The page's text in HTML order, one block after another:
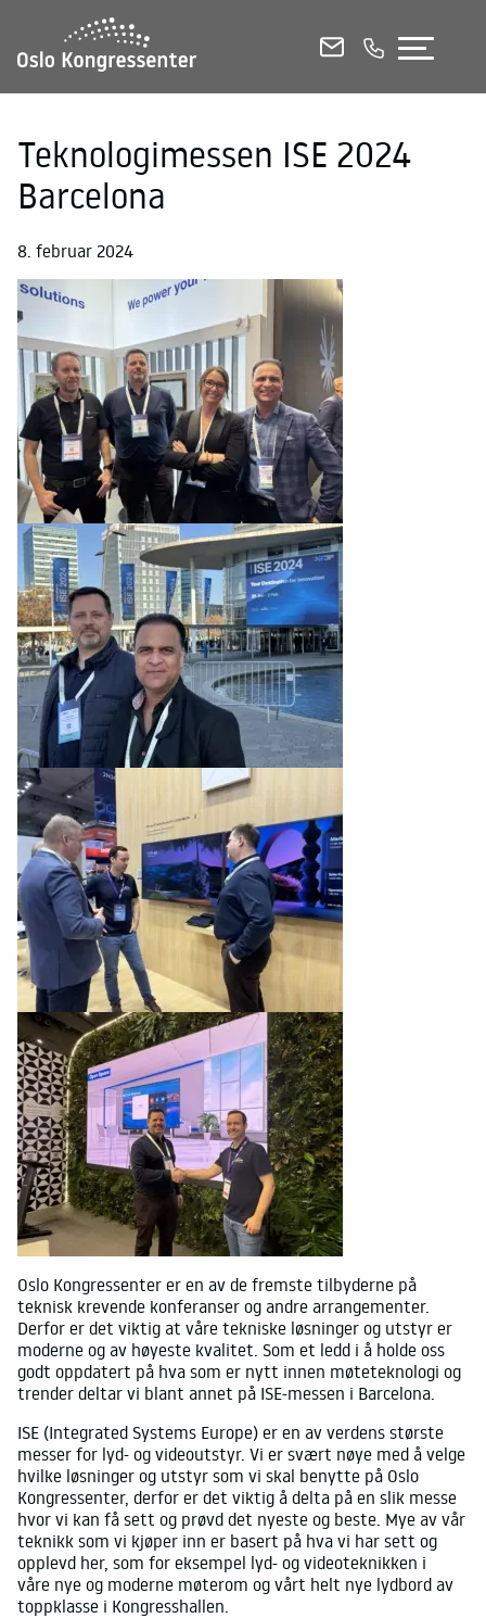
MØTEROM
E-POST
Se alle lokaler i 3D
Etasjeplaner og kapasitetsoversikt (PDF)
Kontakt og booking
Mat og drikke
For deltakerne
Suksesshistorier
Tett på – ekte opplevelser
Om oss
Bærekraft og samfunnsansvar
Nyheter
Teknologimessen ISE 2024
Barcelona
8. februar 2024
Oslo Kongressenter er en av de fremste tilbyderne på
teknisk krevende konferanser og andre arrangementer.
Derfor er det viktig at våre tekniske løsninger og utstyr er
moderne og av høyeste kvalitet. Som et ledd i å holde oss
godt oppdatert på hva som er nytt innen møteteknologi og
trender deltar vi blant annet på ISE-messen i Barcelona.
ISE (Integrated Systems Europe) er en av verdens største
messer for lyd- og videoutstyr. Vi er svært nøye med å velge
hvilke løsninger og utstyr som vi skal benytte på Oslo
Kongressenter, derfor er det viktig å delta på en slik messe
hvor vi kan få sett og prøvd det nyeste og beste. Mye av vår
teknikk som vi kjøper inn er basert på hva vi har sett og
opplevd her, som for eksempel lyd- og videoteknikken i
våre nye og moderne møterom og vårt helt nye lydbord av
toppklasse i Kongresshallen.